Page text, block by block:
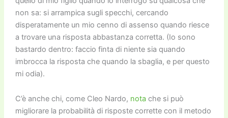
non sa: si arrampica sugli specchi, cercando
disperatamente un mio cenno di assenso quando riesce
a trovare una risposta abbastanza corretta. (Io sono
bastardo dentro: faccio finta di niente sia quando
imbrocca la risposta che quando la sbaglia, e per questo
mi odia).
C’è anche chi, come Cleo Nardo, nota che si può
migliorare la probabilità di risposte corrette con il metodo